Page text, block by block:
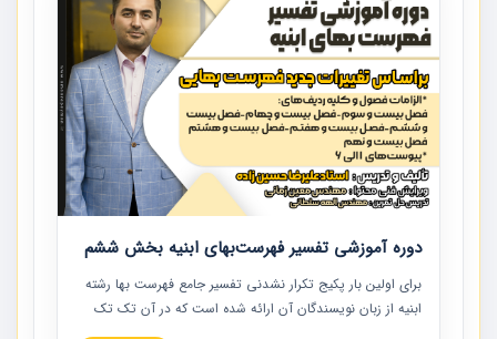
دوره آموزشی تفسیر فهرست‌بهای ابنیه بخش ششم
برای اولین بار پکیج تکرار نشدنی تفسیر جامع فهرست بها رشته
ابنیه از زبان نویسندگان آن ارائه شده است که در آن تک تک
ردیف ها و مطالب فهرست بها تفسیر و ارائه شده است. این